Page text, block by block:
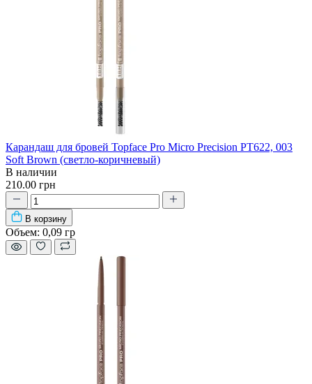
Карандаш для бровей Topface Pro Micro Precision PT622, 003
Soft Brown (светло-коричневый)
В наличии
210.00 грн
В корзину
Объем: 0,09 гр